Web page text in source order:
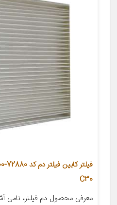
C30
معرفی محصول دم فیلتر، نامی